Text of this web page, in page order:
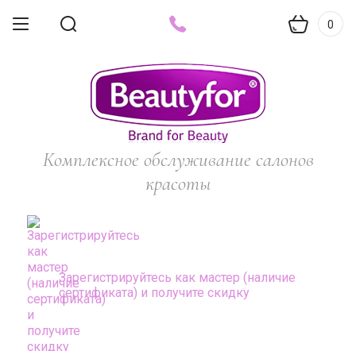
0
Комплексное обслуживание салонов
красоты
Зарегистрируйтесь как мастер (наличие
сертификата) и получите скидку